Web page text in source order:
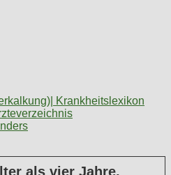
Krankheitslexikon
als vier Jahre,